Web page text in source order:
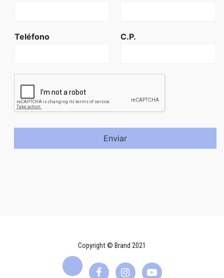
Teléfono C.P.
Enviar
Copyright © Brand 2021